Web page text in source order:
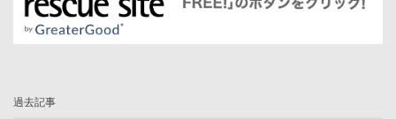
過去記事